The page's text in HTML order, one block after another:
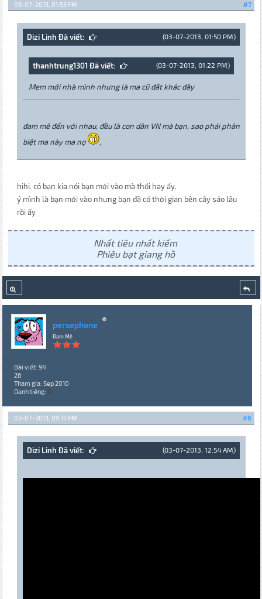
#7
03-07-2013, 01:53 PM
(03-07-2013, 01:50 PM)
Dizi Linh Đã viết:
(03-07-2013, 01:22 PM)
thanhtrung1301 Đã viết:
Mem mới nhà mình nhưng là ma cũ đất khác đây
đam mê đến với nhau, đều là con dân VN mà bạn, sao phải phân
biệt ma này ma nọ
,
hihi. có bạn kia nói bạn mới vào mà thổi hay ấy.
ý mình là bạn mới vào nhưng bạn đã có thời gian bên cây sáo lâu
rồi ấy
Nhất tiêu nhất kiếm
Phiêu bạt giang hồ
persephone
Đam Mê
Bài viết: 94
26
Tham gia: Sep 2010
Danh tiếng: 0
#8
03-07-2013, 09:17 PM
(03-07-2013, 12:54 AM)
Dizi Linh Đã viết: